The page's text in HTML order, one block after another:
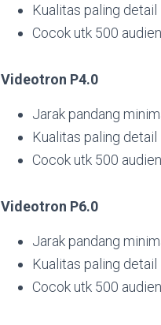
Kualitas paling detail
Cocok utk 500
Videotron P4.0
Jarak pandang
Kualitas paling detail
Cocok utk 500
Videotron P6.0
Jarak pandang
Kualitas paling detail
Cocok utk 500